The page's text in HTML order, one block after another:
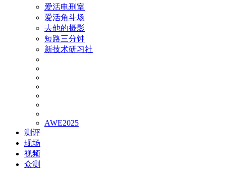
爱活电刑室
爱活角斗场
去他的摄影
短路三分钟
新技术研习社
AWE2025
测评
现场
视频
众测